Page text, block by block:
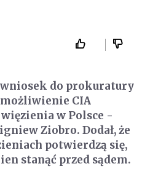
wniosek do prokuratury
CIA
w Polsce -
Ziobro. Dodał, że
potwierdzą się,
stanąć przed sądem.